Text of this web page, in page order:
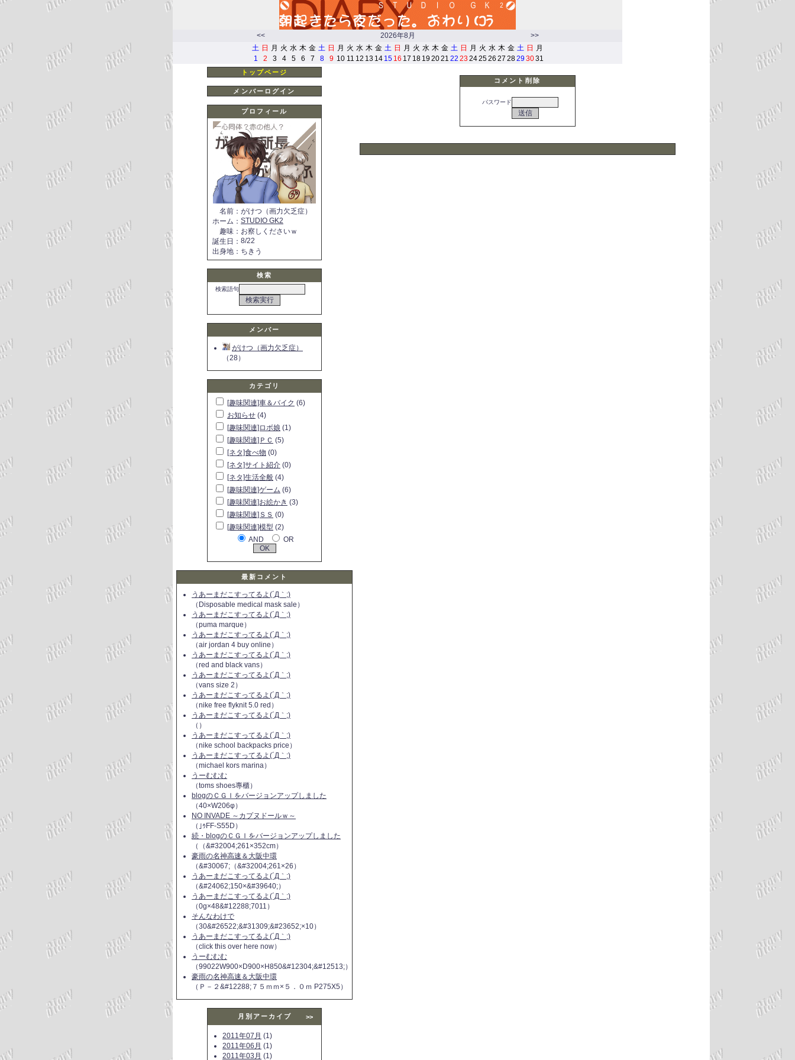
<< 2026年8月
>>
土 日 月 火 水 木 金 土 日 月 火 水 木 金 土 日 月 火 水 木 金 土 日 月 火 水 木 金 土 日
月
1
2 3 4 5 6 7 8 9 10 11 12 13 14 15 16 17 18 19 2021 22 23 242526 27 2829 3031
トップページ
メンバーログイン
プロフィール
名前 ： がけつ（画力欠乏症）
ホーム ： STUDIO GK2
趣味 ： お察しくださいｗ
誕生日 ： 8/22
出身地 ： ちきう
検索
検索語句
メンバー
がけつ（画力欠乏症）
（28）
カテゴリ
[趣味関連]車＆バイク (6)
お知らせ (4)
[趣味関連]ロボ娘 (1)
[趣味関連]ＰＣ (5)
[ネタ]食べ物 (0)
[ネタ]サイト紹介 (0)
[ネタ]生活全般 (4)
[趣味関連]ゲーム (6)
[趣味関連]お絵かき (3)
[趣味関連]ＳＳ (0)
[趣味関連]模型 (2)
AND
OR
最新コメント
うあーまだこすってるよ(´Д｀;)
（Disposable medical mask sale）
うあーまだこすってるよ(´Д｀;)
（puma marque）
うあーまだこすってるよ(´Д｀;)
（air jordan 4 buy online）
うあーまだこすってるよ(´Д｀;)
（red and black vans）
うあーまだこすってるよ(´Д｀;)
（vans size 2）
うあーまだこすってるよ(´Д｀;)
（nike free flyknit 5.0 red）
うあーまだこすってるよ(´Д｀;)
（）
うあーまだこすってるよ(´Д｀;)
（nike school backpacks price）
うあーまだこすってるよ(´Д｀;)
（michael kors marina）
うーむむむ
（toms shoes專櫃）
blogのＣＧＩをバージョンアップしました
（40×W206φ）
NO INVADE ～カプヌドールｗ～
（｣ｩFF-S55D）
続・blogのＣＧＩをバージョンアップしました
（（&#32004;261×352cm）
豪雨の名神高速＆大阪中環
（&#30067;（&#32004;261×26）
うあーまだこすってるよ(´Д｀;)
（&#24062;150×&#39640;）
うあーまだこすってるよ(´Д｀;)
（0g×48&#12288;7011）
そんなわけで
（30&#26522;&#31309;&#23652;×10）
うあーまだこすってるよ(´Д｀;)
（click this over here now）
うーむむむ
（99022W900×D900×H850&#12304;&#12513;）
豪雨の名神高速＆大阪中環
（Ｐ－２&#12288;７５ｍｍ×５．０ｍ P275X5）
月別アーカイブ >>
2011年07月 (1)
2011年06月 (1)
2011年03月 (1)
コメント削除
パスワード